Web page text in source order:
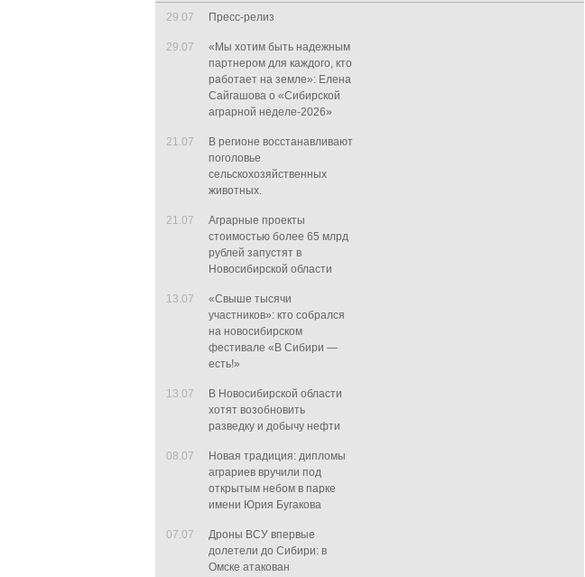
29.07 Пресс-релиз
29.07
«Мы хотим быть надежным
партнером для каждого, кто
работает на земле»: Елена
Сайгашова о «Сибирской
аграрной неделе-2026»
21.07
В регионе восстанавливают
поголовье
сельскохозяйственных
животных.
21.07
Аграрные проекты
стоимостью более 65 млрд
рублей запустят в
Новосибирской области
13.07
«Свыше тысячи
участников»: кто собрался
на новосибирском
фестивале «В Сибири —
есть!»
13.07
В Новосибирской области
хотят возобновить
разведку и добычу нефти
08.07
Новая традиция: дипломы
аграриев вручили под
открытым небом в парке
имени Юрия Бугакова
07.07
Дроны ВСУ впервые
долетели до Сибири: в
Омске атакован